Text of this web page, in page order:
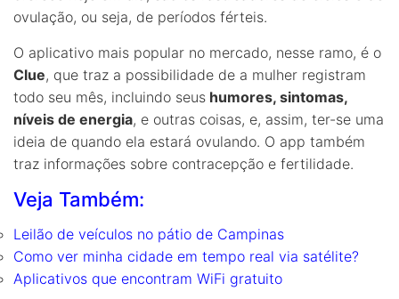
ovulação, ou seja, de períodos férteis.
O aplicativo mais popular no mercado, nesse ramo, é o
Clue, que traz a possibilidade de a mulher registram
todo seu mês, incluindo seus humores, sintomas,
níveis de energia, e outras coisas, e, assim, ter-se uma
ideia de quando ela estará ovulando. O app também
traz informações sobre contracepção e fertilidade.
Veja Também:
Leilão de veículos no pátio de Campinas
Como ver minha cidade em tempo real via satélite?
Aplicativos que encontram WiFi gratuito